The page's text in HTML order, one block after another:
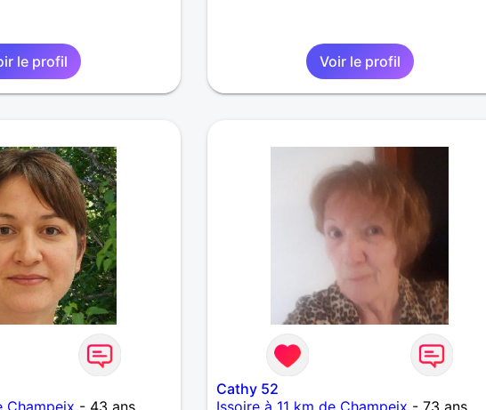
le profil Voir le profil
Cathy 52